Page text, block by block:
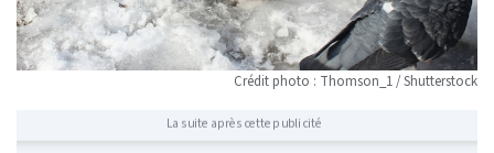
Crédit photo : Thomson_1 / Shutterstock
La suite après cette publicité